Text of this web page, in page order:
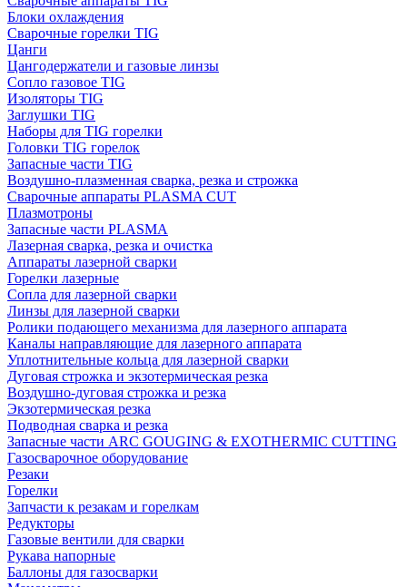
Блоки охлаждения
Сварочные горелки TIG
Цанги
Цангодержатели и газовые линзы
Сопло газовое TIG
Изоляторы TIG
Заглушки TIG
Наборы для TIG горелки
Головки TIG горелок
Запасные части TIG
Воздушно-плазменная сварка, резка и строжка
Сварочные аппараты PLASMA CUT
Плазмотроны
Запасные части PLASMA
Лазерная сварка, резка и очистка
Аппараты лазерной сварки
Горелки лазерные
Сопла для лазерной сварки
Линзы для лазерной сварки
Ролики подающего механизма для лазерного аппарата
Каналы направляющие для лазерного аппарата
Уплотнительные кольца для лазерной сварки
Дуговая строжка и экзотермическая резка
Воздушно-дуговая строжка и резка
Экзотермическая резка
Подводная сварка и резка
Запасные части ARC GOUGING & EXOTHERMIC CUTTING
Газосварочное оборудование
Резаки
Горелки
Запчасти к резакам и горелкам
Редукторы
Газовые вентили для сварки
Рукава напорные
Баллоны для газосварки